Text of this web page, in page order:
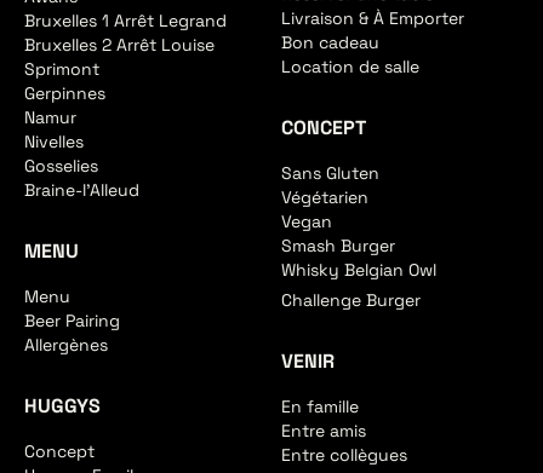
Bruxelles 1 Arrêt Legrand
Bruxelles 2 Arrêt Louise
Sprimont
Gerpinnes
Namur
Nivelles
Gosselies
Braine-l'Alleud
MENU
Menu
Beer Pairing
Allergènes
HUGGYS
Concept
Livraison & À Emporter
Bon cadeau
Location de salle
CONCEPT
Sans Gluten
Végétarien
Vegan
Smash Burger
Whisky Belgian Owl
Challenge Burger
VENIR
En famille
Entre amis
Entre collègues